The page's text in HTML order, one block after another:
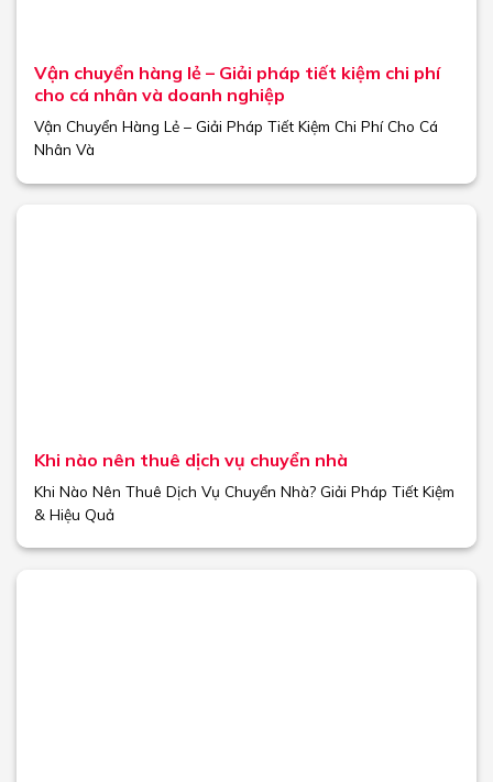
Vận chuyển hàng lẻ – Giải pháp tiết kiệm chi phí
cho cá nhân và doanh nghiệp
Vận Chuyển Hàng Lẻ – Giải Pháp Tiết Kiệm Chi Phí Cho Cá
Nhân Và
Khi nào nên thuê dịch vụ chuyển nhà
Khi Nào Nên Thuê Dịch Vụ Chuyển Nhà? Giải Pháp Tiết Kiệm
& Hiệu Quả